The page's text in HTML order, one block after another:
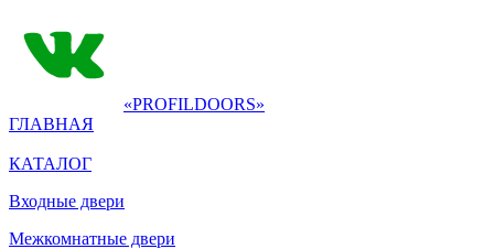
«PROFILDOORS»
ГЛАВНАЯ
КАТАЛОГ
Входные двери
Межкомнатные двери